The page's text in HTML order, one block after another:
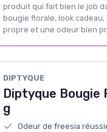
produit qui fait bien le job
bougie florale, look
propre et une odeur bien
DIPTYQUE
Diptyque Bougie
g
Odeur de freesia